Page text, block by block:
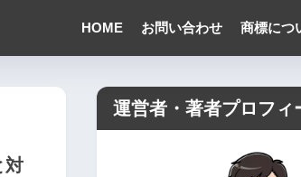
HOME お問い合わせ 商標につ
対
運営者・著者プロフィ